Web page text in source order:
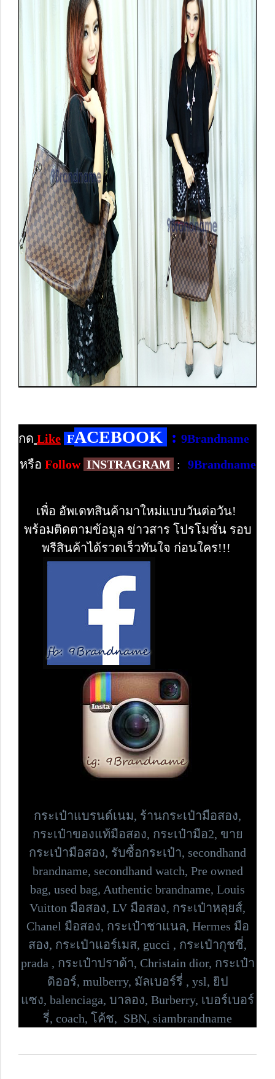
กด Like FACEBOOK : 9Brandname
หรือ Follow INSTRAGRAM : 9Brandname
เพื่อ อัพเดทสินค้ามาใหม่แบบวันต่อวัน!
พร้อมติดตามข้อมูล ข่าวสาร โปรโมชั่น รอบ
พรีสินค้าได้รวดเร็วทันใจ ก่อนใคร!!!
กระเป๋าแบรนด์เนม, ร้านกระเป๋ามือสอง,
กระเป๋าของแท้มือสอง, กระเป๋ามือ2, ขาย
กระเป๋ามือสอง, รับซื้อกระเป๋า, secondhand
brandname, secondhand watch, Pre owned
bag, used bag, Authentic brandname, Louis
Vuitton มือสอง, LV มือสอง, กระเป๋าหลุยส์,
Chanel มือสอง, กระเป๋าชาแนล, Hermes มือ
สอง, กระเป๋าแอร์เมส, gucci , กระเป๋ากุชชี่,
prada , กระเป๋าปราด้า, Christain dior, กระเป๋า
ดิออร์, mulberry, มัลเบอร์รี่ , ysl, ยิป
แซง, balenciaga, บาลอง, Burberry, เบอร์เบอร์
รี่, coach, โค้ช, SBN, siambrandname